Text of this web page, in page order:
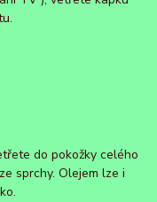
do pokožky celého
sprchy. Olejem lze i